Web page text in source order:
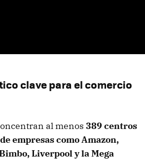
clave para el comercio
al menos 389 centros
empresas como Amazon,
Liverpool y la Mega